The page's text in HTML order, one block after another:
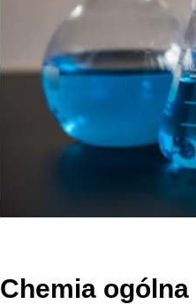
Chemia ogólna